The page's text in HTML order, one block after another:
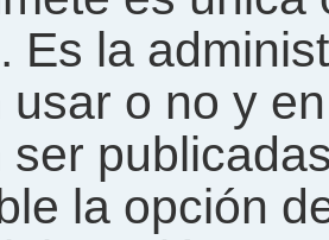
Es la
usar o no y
ser
la opción